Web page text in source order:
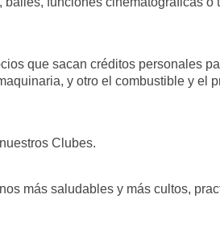
que sacan créditos personales
y otro el combustible y el
Clubes.
más saludables y más cultos,